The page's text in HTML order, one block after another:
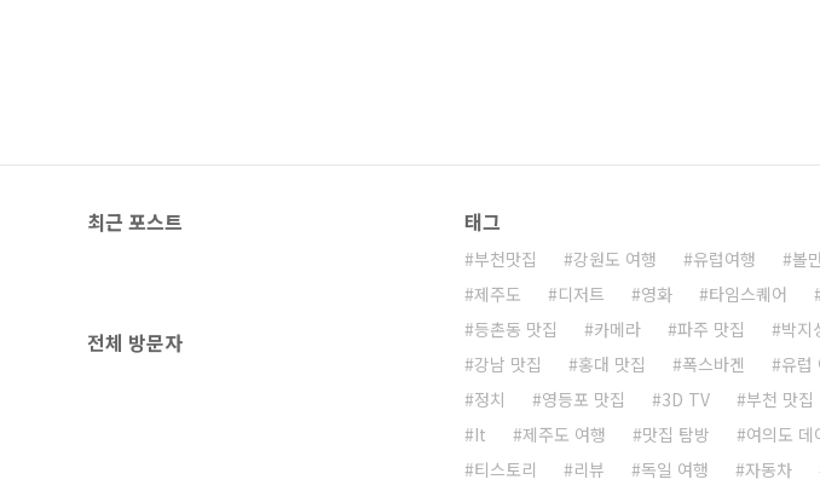
최근 포스트
전체 방문자
태그
부천맛집 강원도 여행 유럽여행 볼
제주도
디저트 영화 타임스퀘어
등촌동 맛집
카메라 파주 맛집 박지
강남 맛집
홍대 맛집 폭스바겐 유럽
정치
영등포 맛집 3D TV 부천 맛집
It
제주도 여행 맛집 탐방 여의도 데
티스토리
리뷰 독일 여행 자동차